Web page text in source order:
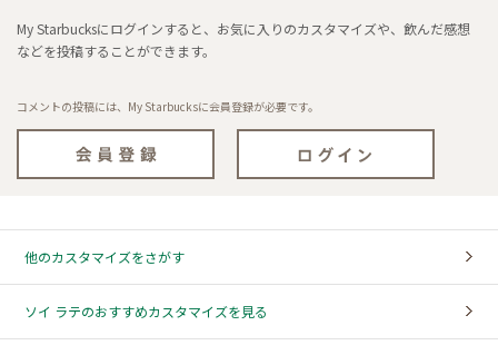
My Starbucksにログインすると、お気に入りのカスタマイズや、飲んだ感想
などを投稿することができます。
コメントの投稿には、My Starbucksに会員登録が必要です。
他のカスタマイズをさがす
ソイ ラテのおすすめカスタマイズを見る